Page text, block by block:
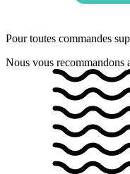
Pour toutes commandes
Nous vous recommandons